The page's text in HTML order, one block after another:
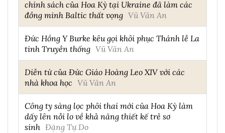
chính sách của Hoa Kỳ tại Ukraine đã làm các
đồng minh Baltic thất vọng Vũ Văn An
Đức Hồng Y Burke kêu gọi khôi phục Thánh lễ La
tinh Truyền thống Vũ Văn An
Diễn từ của Đức Giáo Hoàng Leo XIV với các
nhà khoa học Vũ Văn An
Công ty sàng lọc phôi thai mới của Hoa Kỳ làm
dấy lên nỗi lo về khả năng thiết kế trẻ sơ
sinh Đặng Tự Do